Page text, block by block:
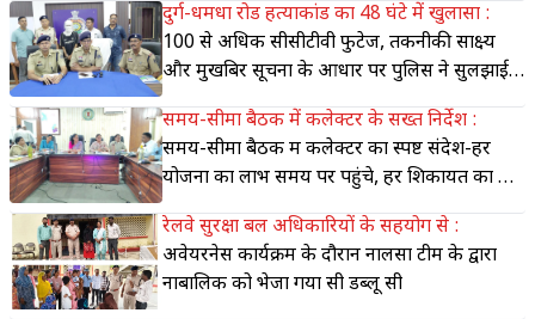
दुर्ग-धमधा रोड हत्याकांड का 48 घंटे में खुलासा :
100 से अधिक सीसीटीवी फुटेज, तकनीकी साक्ष्य
और मुखबिर सूचना के आधार पर पुलिस ने सुलझाई
ब्लाइंड मर्डर व लूट की गुत्थी
समय-सीमा बैठक में कलेक्टर के सख्त निर्देश :
समय-सीमा बैठक में कलेक्टर का स्पष्ट संदेश-हर
योजना का लाभ समय पर पहुंचे, हर शिकायत का हो
त्वरित समाधान
रेलवे सुरक्षा बल अधिकारियों के सहयोग से :
अवेयरनेस कार्यक्रम के दौरान नालसा टीम के द्वारा
नाबालिक को भेजा गया सी डब्लू सी